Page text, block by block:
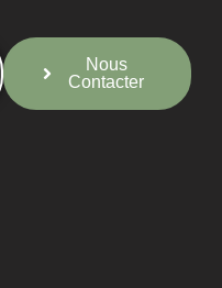
Nous
Contacter